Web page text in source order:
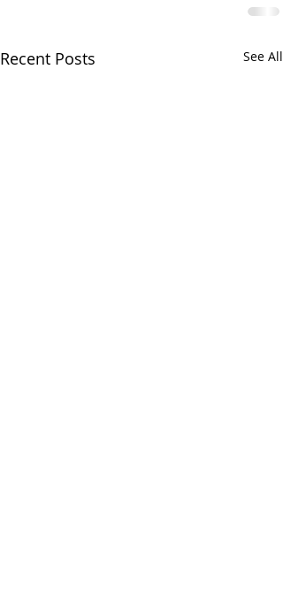
Recent Posts See All